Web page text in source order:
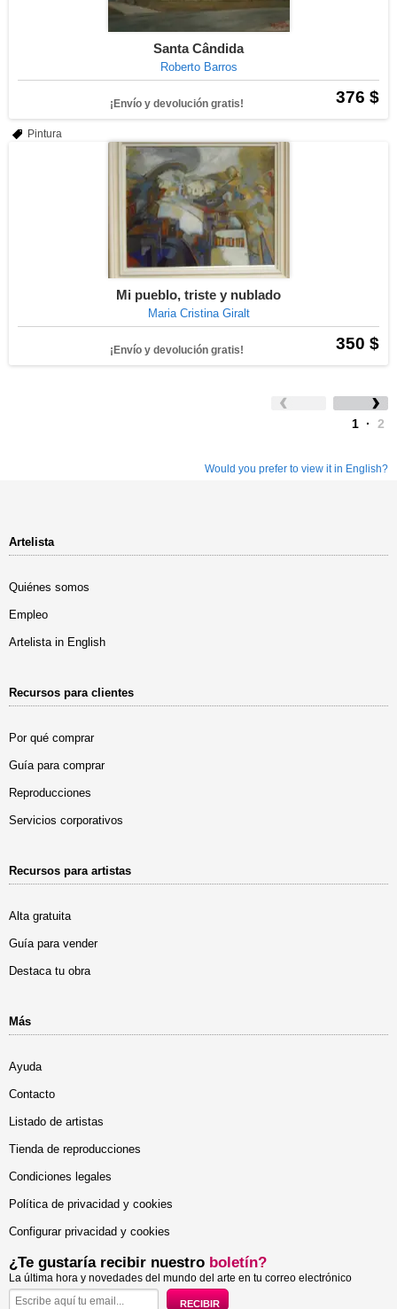
Santa Cândida
Roberto Barros
376 $
¡Envío y devolución gratis!
Pintura
Mi pueblo, triste y nublado
Maria Cristina Giralt
350 $
¡Envío y devolución gratis!
1 · 2
Would you prefer to view it in English?
Artelista
Quiénes somos
Empleo
Artelista in English
Recursos para clientes
Por qué comprar
Guía para comprar
Reproducciones
Servicios corporativos
Recursos para artistas
Alta gratuita
Guía para vender
Destaca tu obra
Más
Ayuda
Contacto
Listado de artistas
Tienda de reproducciones
Condiciones legales
Política de privacidad y cookies
Configurar privacidad y cookies
¿Te gustaría recibir nuestro boletín?
La última hora y novedades del mundo del arte en tu correo electrónico